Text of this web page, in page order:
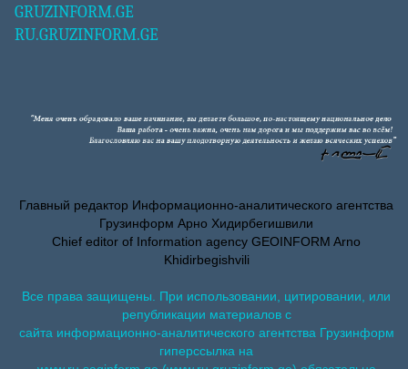
GRUZINFORM.GE
RU.GRUZINFORM.GE
Главный редактор Информационно-аналитического агентства
Грузинформ Арно Хидирбегишвили
Chief editor of Information agency GEOINFORM Arno
Khidirbegishvili
Все права защищены. При использовании, цитировании, или
републикации материалов с
сайта информационно-аналитического агентства Грузинформ
гиперссылка на